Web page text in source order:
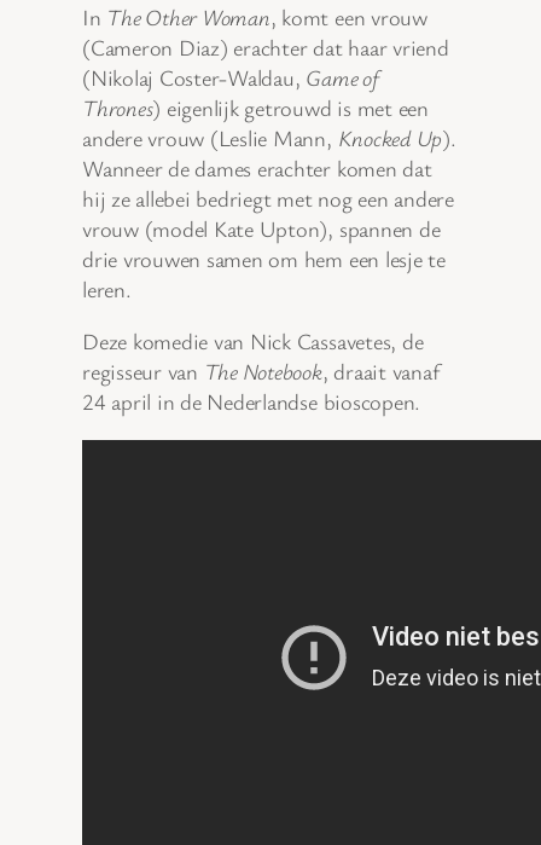
In The Other Woman, komt een vrouw
(Cameron Diaz) erachter dat haar vriend
(Nikolaj Coster-Waldau, Game of
Thrones) eigenlijk getrouwd is met een
andere vrouw (Leslie Mann, Knocked Up).
Wanneer de dames erachter komen dat
hij ze allebei bedriegt met nog een andere
vrouw (model Kate Upton), spannen de
drie vrouwen samen om hem een lesje te
leren.
Deze komedie van Nick Cassavetes, de
regisseur van The Notebook, draait vanaf
24 april in de Nederlandse bioscopen.